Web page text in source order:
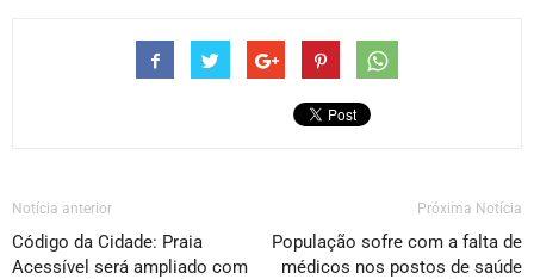
Notícia anterior
Código da Cidade: Praia
Acessível será ampliado com
Próxima Notícia
População sofre com a falta de
médicos nos postos de saúde